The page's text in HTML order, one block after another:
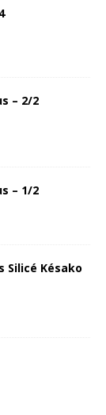
– 2/2
– 1/2
Silicé Késako